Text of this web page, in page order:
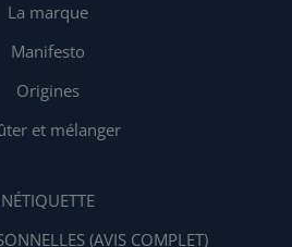
La marque
Manifesto
Origines
et mélanger
NÉTIQUETTE
(AVIS COMPLET)